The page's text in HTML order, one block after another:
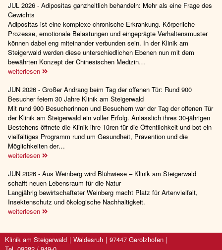
JUL 2026 - Adipositas ganzheitlich behandeln: Mehr als eine Frage des
Gewichts
Adipositas ist eine komplexe chronische Erkrankung. Körperliche
Prozesse, emotionale Belastungen und eingeprägte Verhaltensmuster
können dabei eng miteinander verbunden sein. In der Klinik am
Steigerwald werden diese unterschiedlichen Ebenen nun mit dem
bewährten Konzept der Chinesischen Medizin…
weiterlesen
JUN 2026 - Großer Andrang beim Tag der offenen Tür: Rund 900
Besucher feiern 30 Jahre Klinik am Steigerwald
Mit rund 900 Besucherinnen und Besuchern war der Tag der offenen Tür
der Klinik am Steigerwald ein voller Erfolg. Anlässlich ihres 30-jährigen
Bestehens öffnete die Klinik ihre Türen für die Öffentlichkeit und bot ein
vielfältiges Programm rund um Gesundheit, Prävention und die
Möglichkeiten der…
weiterlesen
JUN 2026 - Aus Weinberg wird Blühwiese – Klinik am Steigerwald
schafft neuen Lebensraum für die Natur
Langjährig bewirtschafteter Weinberg macht Platz für Artenvielfalt,
Insektenschutz und ökologische Nachhaltigkeit.
weiterlesen
Klinik am Steigerwald Waldesruh
97447 Gerolzhofen